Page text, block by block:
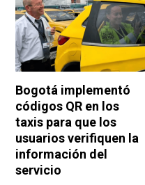
Bogotá implementó
códigos QR en los
taxis para que los
usuarios verifiquen la
información del
servicio